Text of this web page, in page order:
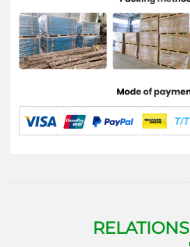
RELATIONS